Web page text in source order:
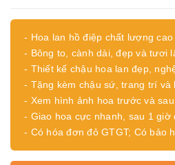
- Hoa lan hồ điệp chất lượng cao
- Bông to, cành dài, đẹp và tươi
- Thiết kế chậu hoa lan đẹp,
- Tặng kèm chậu sứ, trang trí và
- Xem hình ảnh hoa trước và
- Giao hoa cực nhanh, sau 1 giờ
- Có hóa đơn đỏ GTGT; Có bảo